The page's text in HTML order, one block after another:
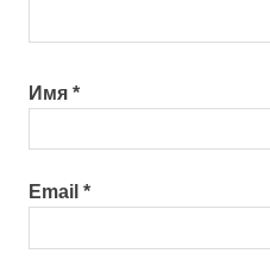
Имя *
Email *